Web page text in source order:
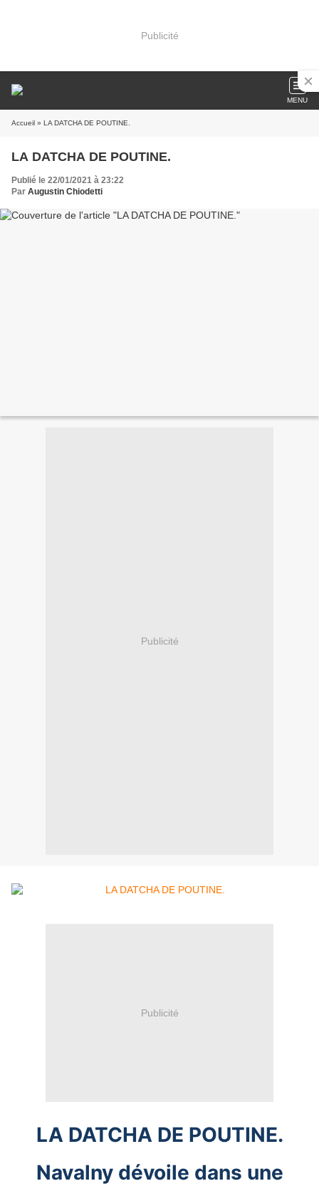
Publicité
MENU
Accueil » LA DATCHA DE POUTINE.
LA DATCHA DE POUTINE.
Publié le 22/01/2021 à 23:22
Par Augustin Chiodetti
Publicité
Publicité
LA DATCHA DE POUTINE.
Navalny dévoile dans une